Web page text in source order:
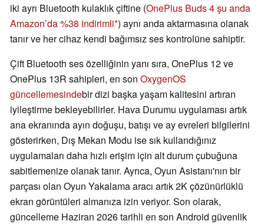
iki ayrı Bluetooth kulaklık çiftine (OnePlus Buds 4 şu anda
Amazon’da %38 indirimli ) aynı anda aktarmasına olanak
tanır ve her cihaz kendi bağımsız ses kontrolüne sahiptir.
Çift Bluetooth ses özelliğinin yanı sıra, OnePlus 12 ve
OnePlus 13R sahipleri, en son OxygenOS
güncellemesindebir dizi başka yaşam kalitesini artıran
iyileştirme bekleyebilirler. Hava Durumu uygulaması artık
ana ekranında ayın doğuşu, batışı ve ay evreleri bilgilerini
gösterirken, Dış Mekan Modu ise sık kullandığınız
uygulamaları daha hızlı erişim için alt durum çubuğuna
sabitlemenize olanak tanır. Ayrıca, Oyun Asistanı'nın bir
parçası olan Oyun Yakalama aracı artık 2K çözünürlüklü
ekran görüntüleri almanıza izin veriyor. Son olarak,
güncelleme Haziran 2026 tarihli en son Android güvenlik